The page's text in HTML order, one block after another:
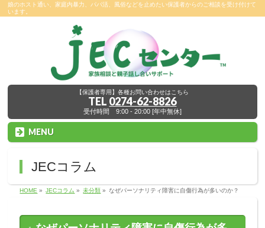
娘のホスト通い、家庭内暴力、パパ活、風俗などを止めたい保護者からのご相談を受け付けて
います。
【保護者専用】各種お問い合わせはこちら
TEL 0274-62-8826
受付時間 9:00 - 20:00 [年中無休]
MENU
JECコラム
HOME » JECコラム » 未分類 » なぜパーソナリティ障害に自傷行為が多いのか？